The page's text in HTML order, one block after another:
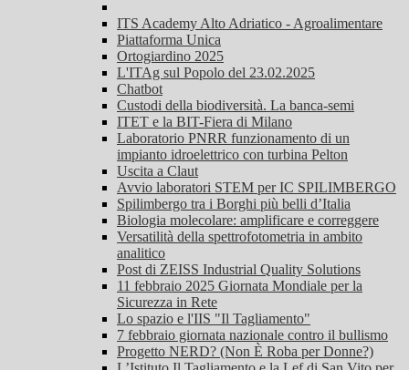
ITS Academy Alto Adriatico - Agroalimentare
Piattaforma Unica
Ortogiardino 2025
L'ITAg sul Popolo del 23.02.2025
Chatbot
Custodi della biodiversità. La banca-semi
ITET e la BIT-Fiera di Milano
Laboratorio PNRR funzionamento di un
impianto idroelettrico con turbina Pelton
Uscita a Claut
Avvio laboratori STEM per IC SPILIMBERGO
Spilimbergo tra i Borghi più belli d’Italia
Biologia molecolare: amplificare e correggere
Versatilità della spettrofotometria in ambito
analitico
Post di ZEISS Industrial Quality Solutions
11 febbraio 2025 Giornata Mondiale per la
Sicurezza in Rete
Lo spazio e l'IIS "Il Tagliamento"
7 febbraio giornata nazionale contro il bullismo
Progetto NERD? (Non È Roba per Donne?)